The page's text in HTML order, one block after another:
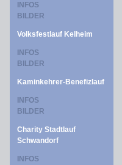
INFOS
BILDER
Volksfestlauf Kelheim
INFOS
BILDER
Kaminkehrer-Benefizlauf
INFOS
BILDER
Charity Stadtlauf
Schwandorf
INFOS